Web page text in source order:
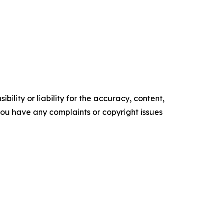
or liability for the accuracy, content,
have any complaints or copyright issues